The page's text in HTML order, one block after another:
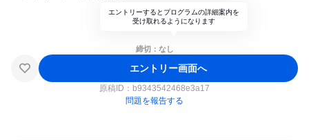
エントリーするとプログラムの詳細案内を
受け取れるようになります
締切：なし
エントリー画面へ
原稿ID： b9343542468e3a17
問題を報告する